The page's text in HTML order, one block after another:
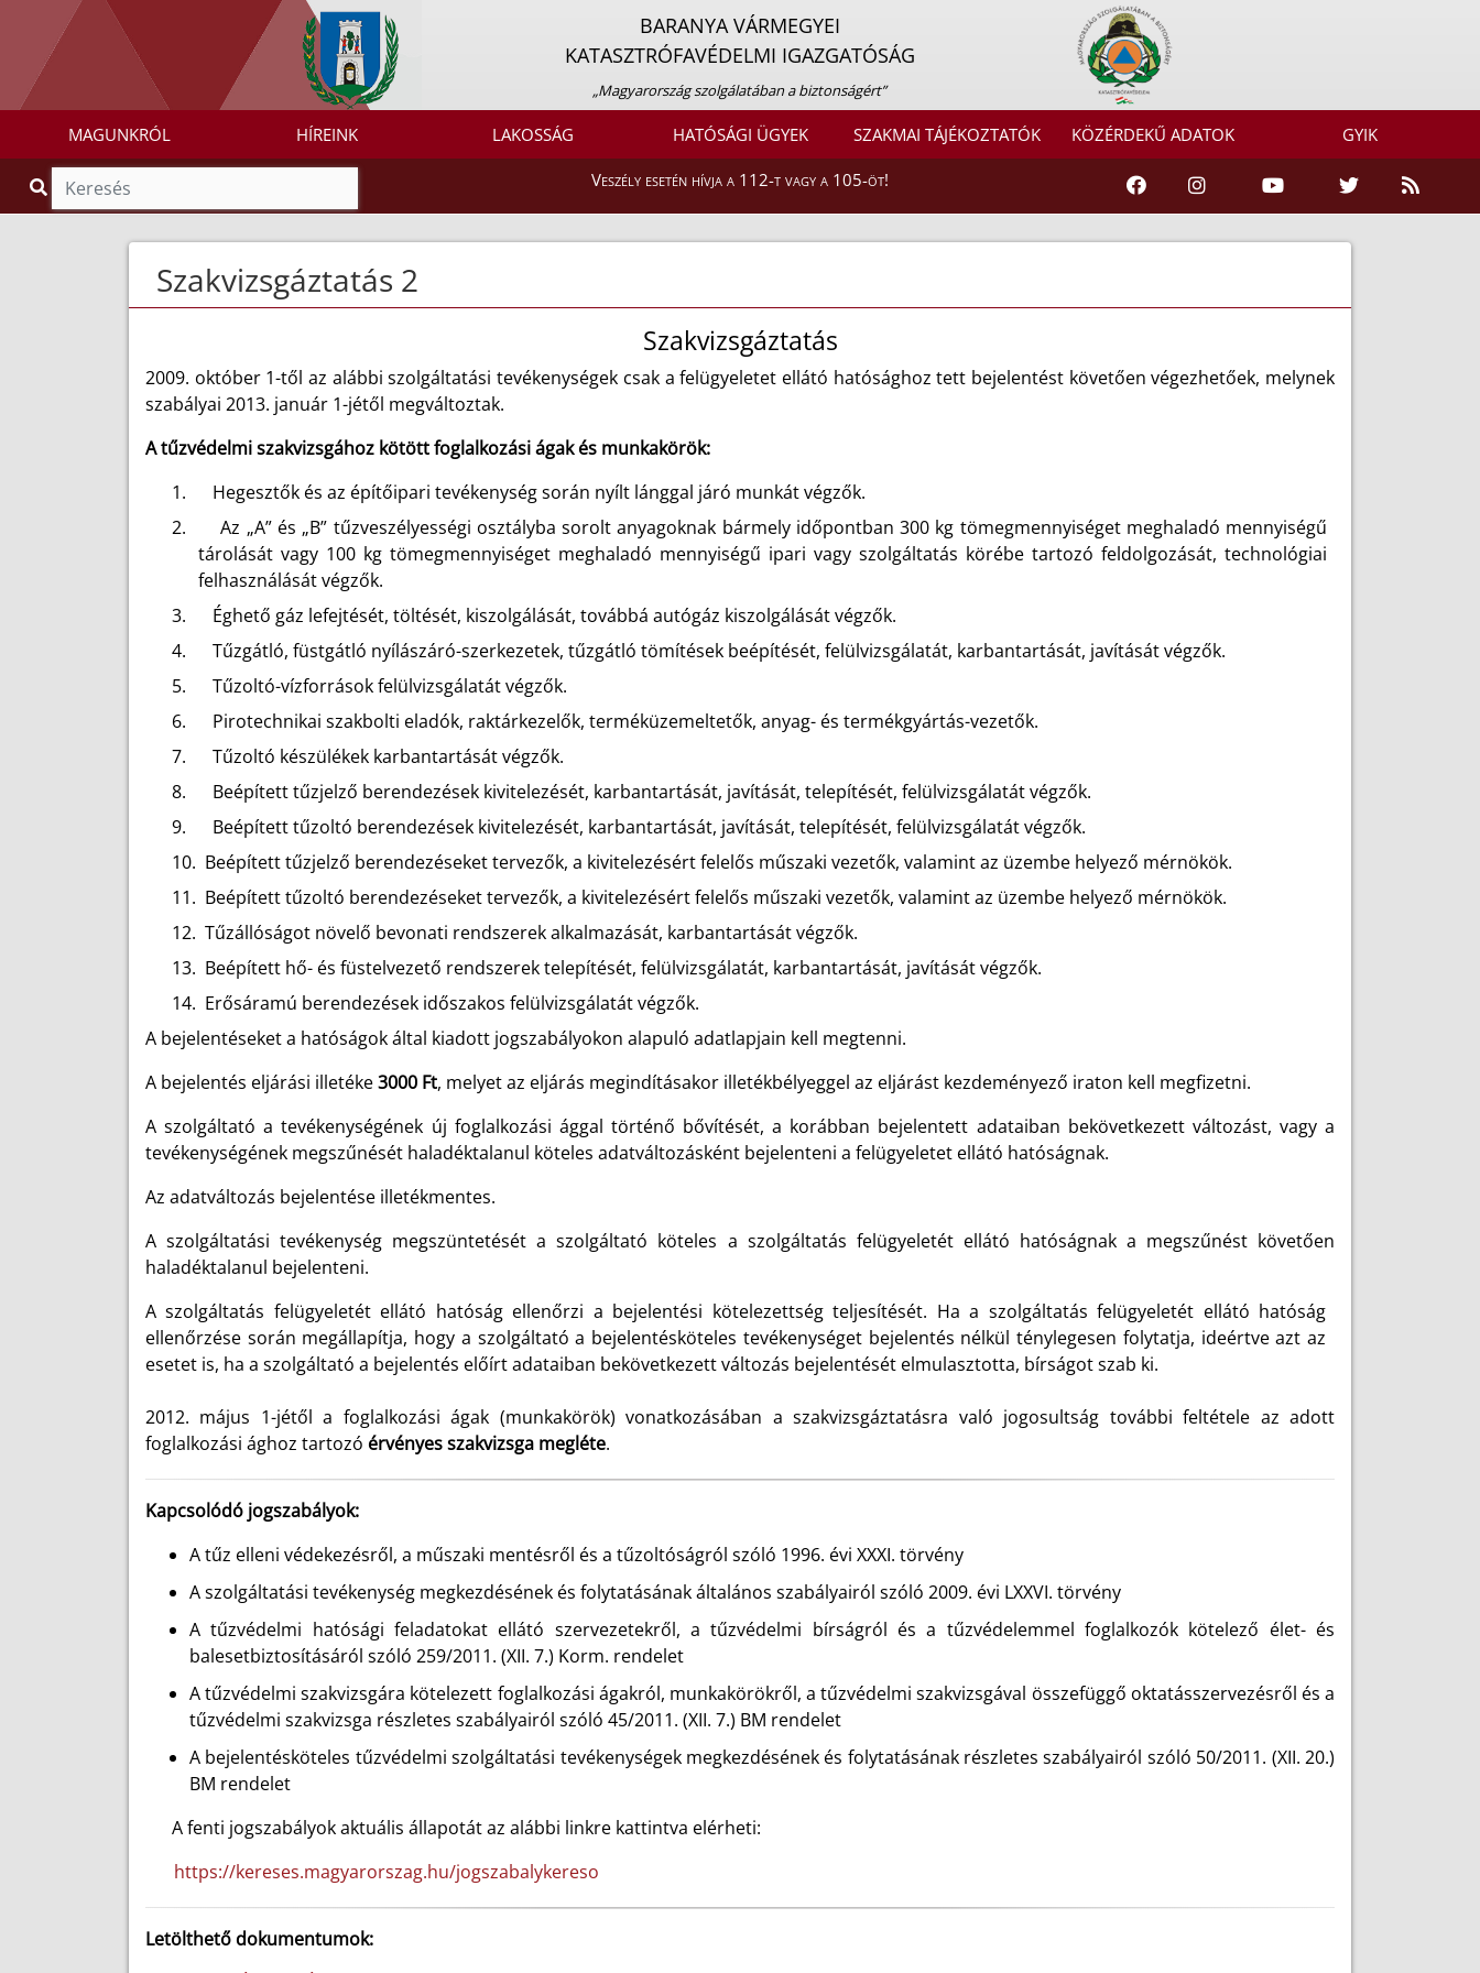
BARANYA VÁRMEGYEI
KATASZTRÓFAVÉDELMI IGAZGATÓSÁG
„Magyarország szolgálatában a biztonságért”
MAGUNKRÓL HÍREINK LAKOSSÁG HATÓSÁGI ÜGYEK SZAKMAI TÁJÉKOZTATÓK KÖZÉRDEKŰ ADATOK GYIK
Veszély esetén hívja a 112-t vagy a 105-öt!
Szakvizsgáztatás 2
Szakvizsgáztatás
2009. október 1-től az alábbi szolgáltatási tevékenységek csak a felügyeletet ellátó hatósághoz tett bejelentést követően végezhetőek, melynek
szabályai 2013. január 1-jétől megváltoztak.
A tűzvédelmi szakvizsgához kötött foglalkozási ágak és munkakörök:
1.
Hegesztők és az építőipari tevékenység során nyílt lánggal járó munkát végzők.
2.
Az „A” és „B” tűzveszélyességi osztályba sorolt anyagoknak bármely időpontban 300 kg tömegmennyiséget meghaladó mennyiségű
tárolását vagy 100 kg tömegmennyiséget meghaladó mennyiségű ipari vagy szolgáltatás körébe tartozó feldolgozását, technológiai
felhasználását végzők.
3.
Éghető gáz lefejtését, töltését, kiszolgálását, továbbá autógáz kiszolgálását végzők.
4.
Tűzgátló, füstgátló nyílászáró-szerkezetek, tűzgátló tömítések beépítését, felülvizsgálatát, karbantartását, javítását végzők.
5.
Tűzoltó-vízforrások felülvizsgálatát végzők.
6.
Pirotechnikai szakbolti eladók, raktárkezelők, terméküzemeltetők, anyag- és termékgyártás-vezetők.
7.
Tűzoltó készülékek karbantartását végzők.
8.
Beépített tűzjelző berendezések kivitelezését, karbantartását, javítását, telepítését, felülvizsgálatát végzők.
9.
Beépített tűzoltó berendezések kivitelezését, karbantartását, javítását, telepítését, felülvizsgálatát végzők.
10. Beépített tűzjelző berendezéseket tervezők, a kivitelezésért felelős műszaki vezetők, valamint az üzembe helyező mérnökök.
11. Beépített tűzoltó berendezéseket tervezők, a kivitelezésért felelős műszaki vezetők, valamint az üzembe helyező mérnökök.
12. Tűzállóságot növelő bevonati rendszerek alkalmazását, karbantartását végzők.
13. Beépített hő- és füstelvezető rendszerek telepítését, felülvizsgálatát, karbantartását, javítását végzők.
14. Erősáramú berendezések időszakos felülvizsgálatát végzők.
A bejelentéseket a hatóságok által kiadott jogszabályokon alapuló adatlapjain kell megtenni.
A bejelentés eljárási illetéke3000 Ft, melyet az eljárás megindításakor illetékbélyeggel az eljárást kezdeményező iraton kell megfizetni.
A szolgáltató a tevékenységének új foglalkozási ággal történő bővítését, a korábban bejelentett adataiban bekövetkezett változást, vagy a
tevékenységének megszűnését haladéktalanul köteles adatváltozásként bejelenteni a felügyeletet ellátó hatóságnak.
Az adatváltozás bejelentése illetékmentes.
A szolgáltatási tevékenység megszüntetését a szolgáltató köteles a szolgáltatás felügyeletét ellátó hatóságnak a megszűnést követően
haladéktalanul bejelenteni.
A szolgáltatás felügyeletét ellátó hatóság ellenőrzi a bejelentési kötelezettség teljesítését. Ha a szolgáltatás felügyeletét ellátó hatóság
ellenőrzése során megállapítja, hogy a szolgáltató a bejelentésköteles tevékenységet bejelentés nélkül ténylegesen folytatja, ideértve azt az
esetet is, ha a szolgáltató a bejelentés előírt adataiban bekövetkezett változás bejelentését elmulasztotta, bírságot szab ki.
2012. május 1-jétől a foglalkozási ágak (munkakörök) vonatkozásában a szakvizsgáztatásra való jogosultság további feltétele az adott
foglalkozási ághoz tartozó érvényes szakvizsga megléte.
Kapcsolódó jogszabályok:
A tűz elleni védekezésről, a műszaki mentésről és a tűzoltóságról szóló 1996. évi XXXI. törvény
A szolgáltatási tevékenység megkezdésének és folytatásának általános szabályairól szóló 2009. évi LXXVI. törvény
A tűzvédelmi hatósági feladatokat ellátó szervezetekről, a tűzvédelmi bírságról és a tűzvédelemmel foglalkozók kötelező élet- és
balesetbiztosításáról szóló 259/2011. (XII. 7.) Korm. rendelet
A tűzvédelmi szakvizsgára kötelezett foglalkozási ágakról, munkakörökről, a tűzvédelmi szakvizsgával összefüggő oktatásszervezésről és a
tűzvédelmi szakvizsga részletes szabályairól szóló 45/2011. (XII. 7.) BM rendelet
A bejelentésköteles tűzvédelmi szolgáltatási tevékenységek megkezdésének és folytatásának részletes szabályairól szóló 50/2011. (XII. 20.)
BM rendelet
A fenti jogszabályok aktuális állapotát az alábbi linkre kattintva elérheti:
https://kereses.magyarorszag.hu/jogszabalykereso
Letölthető dokumentumok: